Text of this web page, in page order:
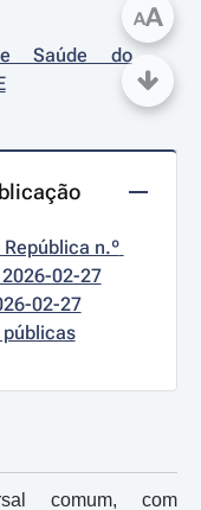
Saúde do
n.º
02-27
02-27
públicas
comum, com
AA